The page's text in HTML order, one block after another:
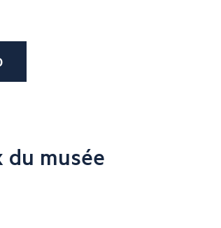
du musée